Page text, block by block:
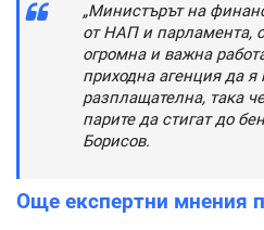
„Министърът на
от НАП и парламента,
огромна и важна
приходна агенция да
разплащателна, така
парите да стигат до
Борисов.
Още експертни мнения